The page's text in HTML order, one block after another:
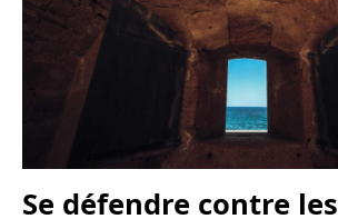
Se défendre contre les